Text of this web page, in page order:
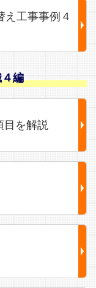
え工事事例４
編
目を解説